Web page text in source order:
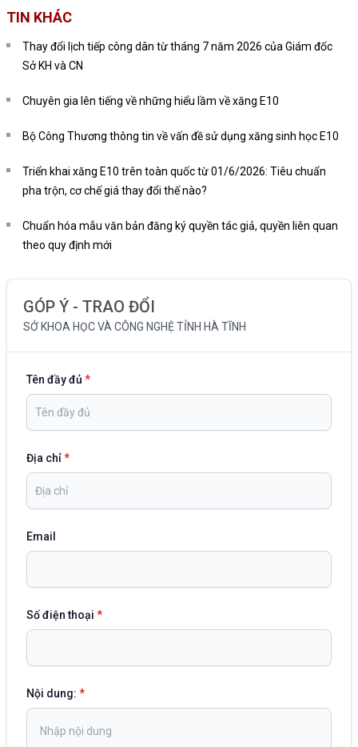
TIN KHÁC
Thay đổi lịch tiếp công dân từ tháng 7 năm 2026 của Giám đốc
Sở KH và CN
Chuyên gia lên tiếng về những hiểu lầm về xăng E10
Bộ Công Thương thông tin về vấn đề sử dụng xăng sinh học E10
Triển khai xăng E10 trên toàn quốc từ 01/6/2026: Tiêu chuẩn
pha trộn, cơ chế giá thay đổi thế nào?
Chuẩn hóa mẫu văn bản đăng ký quyền tác giả, quyền liên quan
theo quy định mới
GÓP Ý - TRAO ĐỔI
SỞ KHOA HỌC VÀ CÔNG NGHỆ TỈNH HÀ TĨNH
Tên đầy đủ *
Địa chỉ*
Email
Số điện thoại *
Nội dung: *